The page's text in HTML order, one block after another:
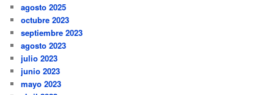
agosto 2025
octubre 2023
septiembre 2023
agosto 2023
julio 2023
junio 2023
mayo 2023